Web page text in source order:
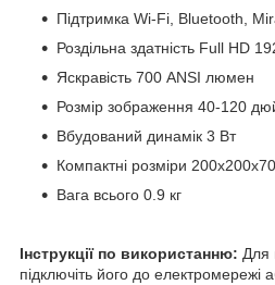
Підтримка Wi-Fi, Bluetooth,
Роздільна здатність Full HD
Яскравість 700 ANSI люмен
Розмір зображення 40-120
Вбудований динамік 3 Вт
Компактні розміри
Вага всього 0.9 кг
Інструкції по використанню: Для
підключіть його до електромережі